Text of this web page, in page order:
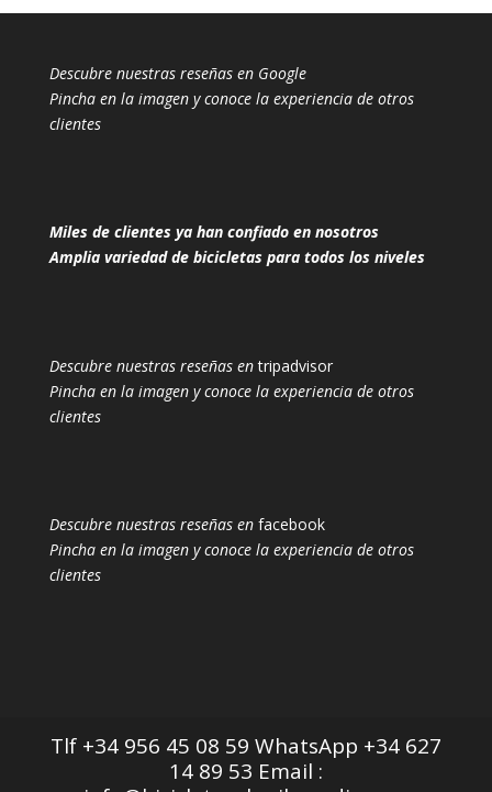
Descubre nuestras reseñas en Google
Pincha en la imagen y conoce la experiencia de otros
clientes
Miles de clientes ya han confiado en nosotros
Amplia variedad de bicicletas para todos los niveles
Descubre nuestras reseñas entripadvisor
Pincha en la imagen y conoce la experiencia de otros
clientes
Descubre nuestras reseñas enfacebook
Pincha en la imagen y conoce la experiencia de otros
clientes
Tlf +34 956 45 08 59 WhatsApp +34 627
14 89 53 Email :